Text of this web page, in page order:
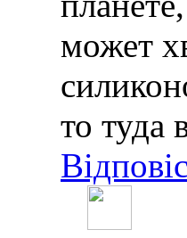
может
то туда